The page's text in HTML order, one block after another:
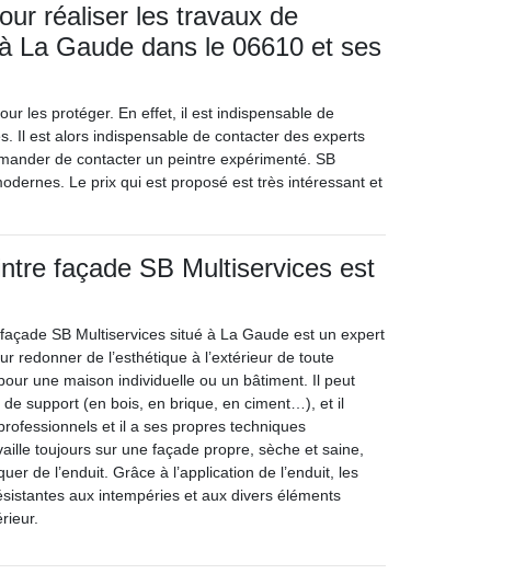
réaliser les travaux de
La Gaude dans le 06610 et ses
les protéger. En effet, il est indispensable de
Il est alors indispensable de contacter des experts
de contacter un peintre expérimenté. SB
Le prix qui est proposé est très intéressant et
façade SB Multiservices est
SB Multiservices situé à La Gaude est un expert
redonner de l’esthétique à l’extérieur de toute
une maison individuelle ou un bâtiment. Il peut
de support (en bois, en brique, en ciment…), et il
et il a ses propres techniques
toujours sur une façade propre, sèche et saine,
de l’enduit. Grâce à l’application de l’enduit, les
aux intempéries et aux divers éléments